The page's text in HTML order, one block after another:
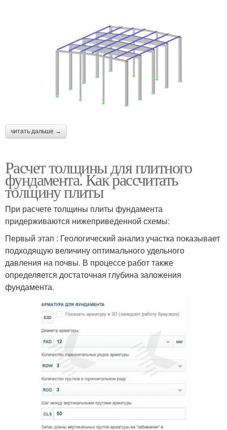
читать дальше →
Расчет толщины для плитного
фундамента. Как рассчитать
толщину плиты
При расчете толщины плиты фундамента
придерживаются нижеприведенной схемы:
Первый этап : Геологический анализ участка показывает
подходящую величину оптимального удельного
давления на почвы. В процессе работ также
определяется достаточная глубина заложения
фундамента.